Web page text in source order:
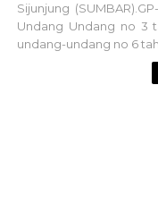
Sijunjung
Undang Undang no 3
undang-undang no 6